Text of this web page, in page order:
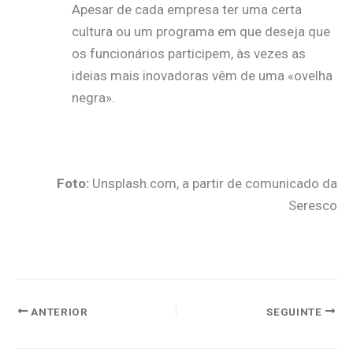
Apesar de cada empresa ter uma certa
cultura ou um programa em que deseja que
os funcionários participem, às vezes as
ideias mais inovadoras vêm de uma «ovelha
negra».
Foto: Unsplash.com, a partir de comunicado da
Seresco
ANTERIOR SEGUINTE